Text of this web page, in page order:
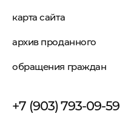
карта сайта
архив проданного
обращения граждан
+7 (903) 793-09-59